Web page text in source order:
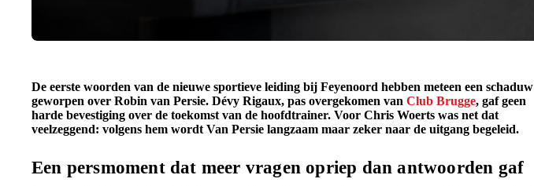
De eerste woorden van de nieuwe sportieve leiding bij Feyenoord hebben meteen een schaduw
geworpen over Robin van Persie. Dévy Rigaux, pas overgekomen van Club Brugge, gaf geen
harde bevestiging over de toekomst van de hoofdtrainer. Voor Chris Woerts was net dat
veelzeggend: volgens hem wordt Van Persie langzaam maar zeker naar de uitgang begeleid.
Een persmoment dat meer vragen opriep dan antwoorden gaf